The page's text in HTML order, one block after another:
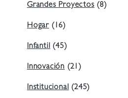
Grandes Proyectos (8)
Hogar (16)
Infantil (45)
Innovación (21)
Institucional (245)